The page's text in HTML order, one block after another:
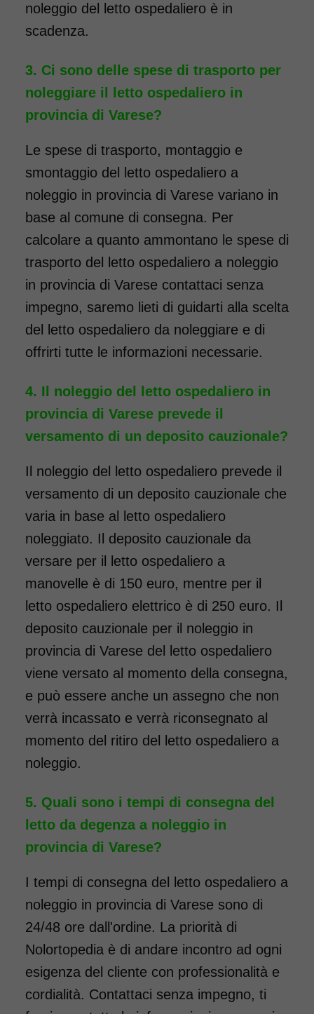
noleggio del letto ospedaliero è in
scadenza.
Ci sono delle spese di trasporto per
noleggiare il letto ospedaliero in
provincia di Varese?
Le spese di trasporto, montaggio e
smontaggio del letto ospedaliero a
noleggio in provincia di Varese variano in
base al comune di consegna. Per
calcolare a quanto ammontano le spese di
trasporto del letto ospedaliero a noleggio
in provincia di Varese contattaci senza
impegno, saremo lieti di guidarti alla scelta
del letto ospedaliero da noleggiare e di
offrirti tutte le informazioni necessarie.
Il noleggio del letto ospedaliero in
provincia di Varese prevede il
versamento di un deposito cauzionale?
Il noleggio del letto ospedaliero prevede il
versamento di un deposito cauzionale che
varia in base al letto ospedaliero
noleggiato. Il deposito cauzionale da
versare per il letto ospedaliero a
manovelle è di 150 euro, mentre per il
letto ospedaliero elettrico è di 250 euro. Il
deposito cauzionale per il noleggio in
provincia di Varese del letto ospedaliero
viene versato al momento della consegna,
e può essere anche un assegno che non
verrà incassato e verrà riconsegnato al
momento del ritiro del letto ospedaliero a
noleggio.
Quali sono i tempi di consegna del
letto da degenza a noleggio in
provincia di Varese?
I tempi di consegna del letto ospedaliero a
noleggio in provincia di Varese sono di
24/48 ore dall'ordine. La priorità di
Nolortopedia è di andare incontro ad ogni
esigenza del cliente con professionalità e
cordialità. Contattaci senza impegno, ti